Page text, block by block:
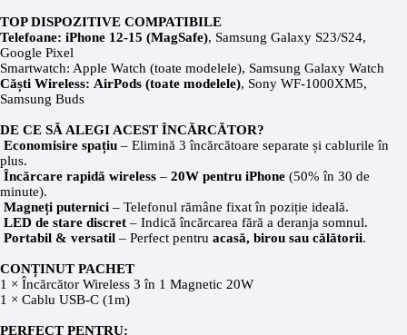
TOP DISPOZITIVE COMPATIBILE
Telefoane: iPhone 12-15 (MagSafe), Samsung Galaxy S23/S24,
Google Pixel
Smartwatch: Apple Watch (toate modelele), Samsung Galaxy Watch
Căști Wireless: AirPods (toate modelele), Sony WF-1000XM5,
Samsung Buds
DE CE SĂ ALEGI ACEST ÎNCĂRCĂTOR?
Economisire spațiu – Elimină 3 încărcătoare separate și cablurile în
plus.
Încărcare rapidă wireless – 20W pentru iPhone (50% în 30 de
minute).
Magneți puternici – Telefonul rămâne fixat în poziție ideală.
LED de stare discret – Indică încărcarea fără a deranja somnul.
Portabil & versatil – Perfect pentru acasă, birou sau călătorii.
CONȚINUT PACHET
1 × Încărcător Wireless 3 în 1 Magnetic 20W
1 × Cablu USB-C (1m)
PERFECT PENTRU: